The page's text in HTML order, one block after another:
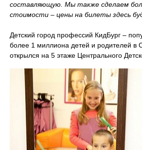
составляющую. Мы также сделаем
стоимости – цены на билеты здесь
Детский город профессий КидБург –
более 1 миллиона детей и родителей в
открылся на 5 этаже Центрального